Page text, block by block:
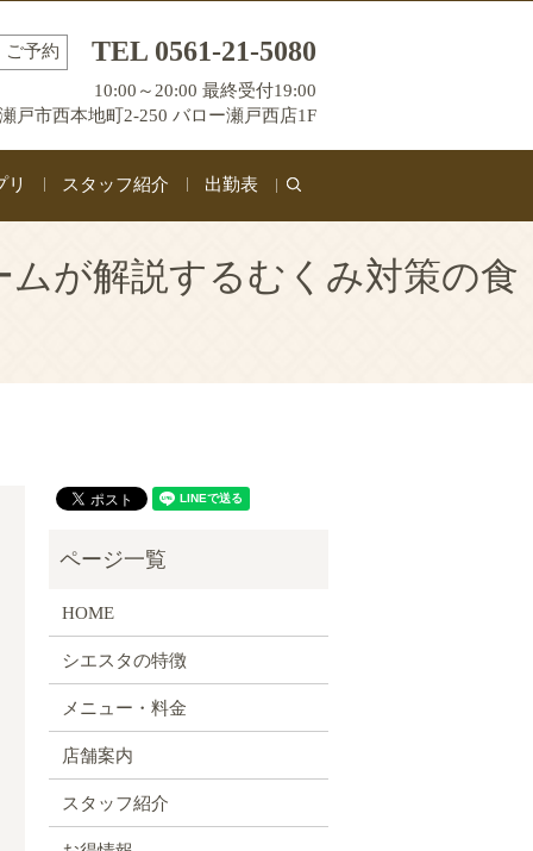
ご予約 TEL 0561-21-5080
10:00～20:00 最終受付19:00
戸市西本地町2-250 バロー瀬戸西店1F
リ スタッフ紹介 出勤表
search
が解説するむくみ対策の食
HOME
シエスタの特徴
メニュー・料金
店舗案内
スタッフ紹介